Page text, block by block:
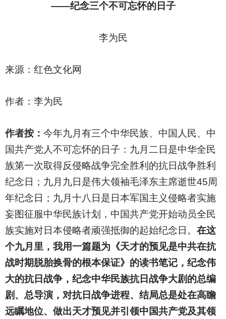
——纪念三个不可忘怀的日子
李为民
来源：红色文化网
作者：李为民
作者按： 今年九月有三个中华民族、中国人民、中
国共产党人不可忘怀的日子：九月二日是中华全民
族第一次取得反侵略战争完全胜利的抗日战争胜利
纪念日；九月九日是伟大领袖毛泽东主席逝世45周
年纪念日；九月十八日是日本军国主义侵略者实施
妄图征服中华民族计划，中国共产党开始动员全民
族实施对日本侵略者顽强抵御的起始纪念日。 在这
个九月里，我用一篇题为《天才的预见是中共在抗
战时期脱胎换骨的根本保证》的读书笔记，纪念伟
大的抗日战争，纪念中华民族抗日战争大剧的总编
剧、总导演，对抗日战争进程、结局总是处在高瞻
远瞩地位、做出天才预见并引领中国共产党及其领